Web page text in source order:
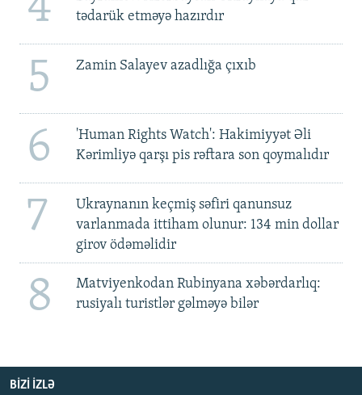
tədarük etməyə hazırdır
5 Zamin Salayev azadlığa çıxıb
6
'Human Rights Watch': Hakimiyyət Əli
Kərimliyə qarşı pis rəftara son qoymalıdır
7
Ukraynanın keçmiş səfiri qanunsuz
varlanmada ittiham olunur: 134 min dollar
girov ödəməlidir
8
Matviyenkodan Rubinyana xəbərdarlıq:
rusiyalı turistlər gəlməyə bilər
BIZI IZLƏ